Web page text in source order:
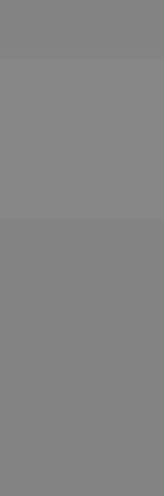
Abends. Vor einer